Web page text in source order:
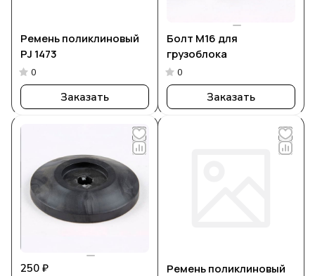
Ремень поликлиновый
PJ 1473
0
Заказать
Болт М16 для
грузоблока
0
Заказать
250 ₽
Ремень поликлиновый